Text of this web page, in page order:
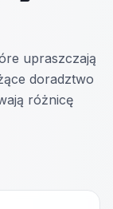
upraszczają
doradztwo
różnicę